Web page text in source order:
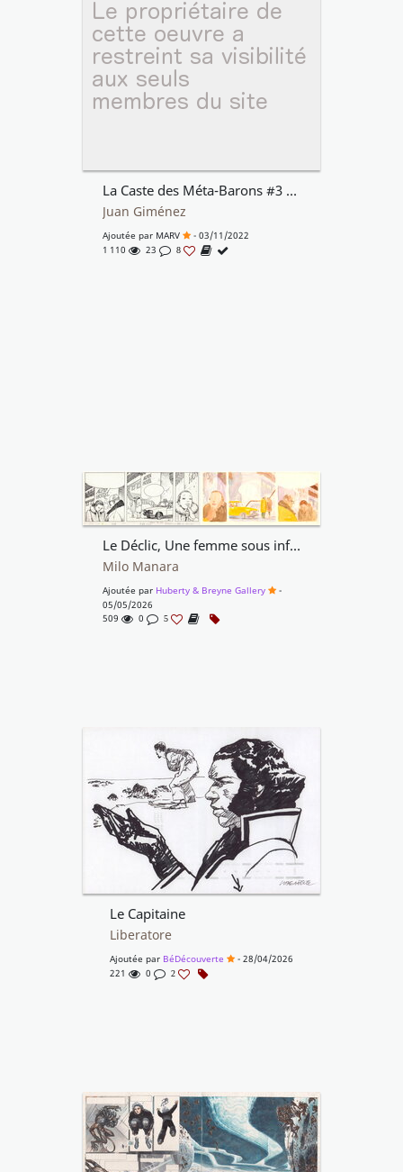
La Caste des Méta-Barons #3 - Aghnar le Bisaïeul
Juan Giménez
Ajoutée par MARV
- 03/11/2022
1 110
23 8
Le Déclic, Une femme sous influence, Tome 1
Milo Manara
Ajoutée par Huberty & Breyne Gallery
-
05/05/2026
509
0 5
Le Capitaine
Liberatore
Ajoutée par BéDécouverte
- 28/04/2026
221
0 2